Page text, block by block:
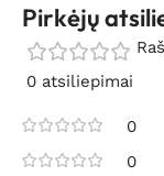
Pirkėjų
0 atsiliepimai
0
0